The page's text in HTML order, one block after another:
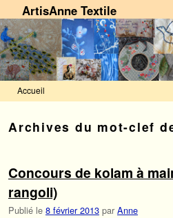
ArtisAnne Textile
Accueil
Archives du mot-clef
Concours de kolam à
rangoli)
Publié le 8 février 2013 par Anne